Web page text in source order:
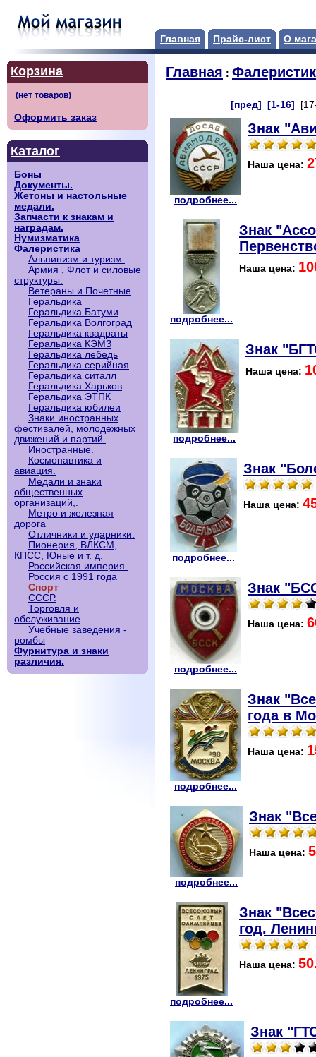
Главная Прайс-лист О
Корзина
Оформить заказ
Каталог
Боны
Документы.
Жетоны и настольные
медали.
Запчасти к знакам и
наградам.
Нумизматика
Фалеристика
Альпинизм и туризм.
Армия , Флот и силовые
структуры.
Ветераны и Почетные
Геральдика
Геральдика Батуми
Геральдика Волгоград
Геральдика квадраты
Геральдика КЭМЗ
Геральдика лебедь
Геральдика серийная
Геральдика ситалл
Геральдика Харьков
Геральдика ЭТПК
Геральдика юбилеи
Знаки иностранных
фестивалей, молодежных
движений и партий.
Иностранные.
Космонавтика и
авиация.
Медали и знаки
общественных
организаций,.
Метро и железная
дорога
Отличники и ударники.
Пионерия, ВЛКСМ,
КПСС, Юные и т. д.
Российская империя.
Россия с 1991 года
Спорт
СССР.
Торговля и
обслуживание
Учебные заведения -
ромбы
Фурнитура и знаки
различия.
Главная :
[пред] [1-16]
подробнее...
Знак
Наша цена:
подробнее...
Знак
Наша цена:
подробнее...
Знак
Наша цена:
подробнее...
Знак
Наша цена:
подробнее...
Знак
Наша цена:
подробнее...
Знак
года в
Наша цена:
подробнее...
Знак
Наша цена:
подробнее...
Знак
год.
Наша цена:
Знак